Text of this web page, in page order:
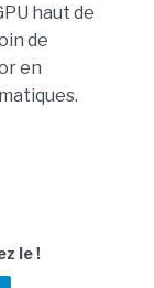
haut de
de
en
le !